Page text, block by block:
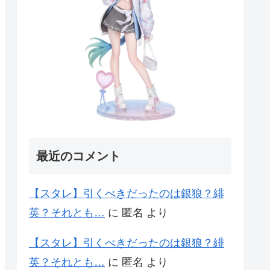
最近のコメント
【スタレ】引くべきだったのは銀狼？緋
英？それとも… に 匿名 より
【スタレ】引くべきだったのは銀狼？緋
英？それとも… に 匿名 より